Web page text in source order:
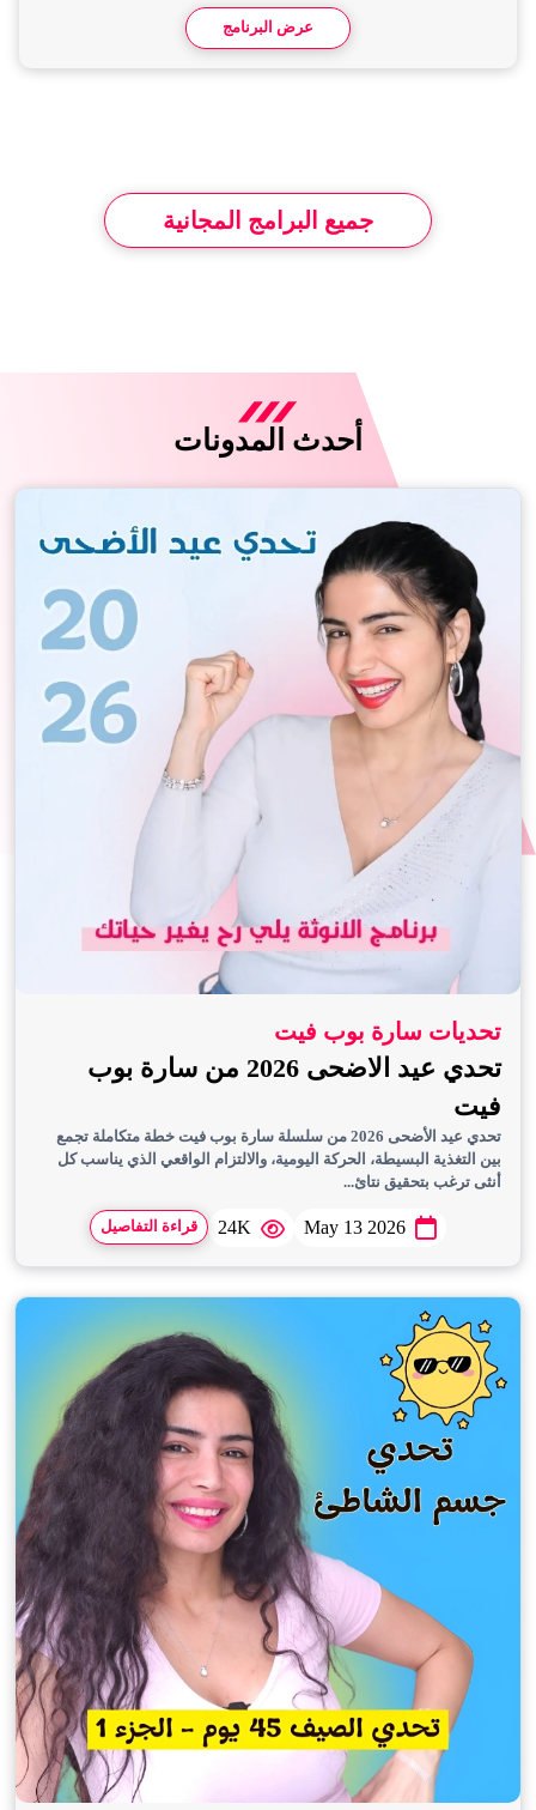
عرض البرنامج
جميع البرامج المجانية
أحدث المدونات
تحديات سارة بوب فيت
تحدي عيد الاضحى 2026 من سارة بوب
فيت
تحدي عيد الأضحى 2026 من سلسلة سارة بوب فيت خطة متكاملة تجمع
بين التغذية البسيطة، الحركة اليومية، والالتزام الواقعي الذي يناسب كل
أنثى ترغب بتحقيق نتائ...
May 13 2026
24K قراءة التفاصيل